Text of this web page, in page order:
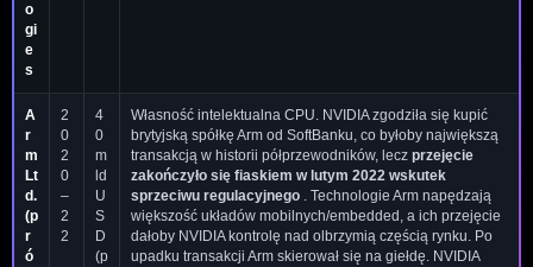
o
gi
e
s
A
r
m
Lt
d.
(p
r
ó
2
0
2
0
–
2
2
4
0
m
ld
U
S
D
(p
Własność intelektualna CPU. NVIDIA zgodziła się kupić
brytyjską spółkę Arm od SoftBanku, co byłoby największą
transakcją w historii półprzewodników, lecz przejęcie
zakończyło się fiaskiem w lutym 2022 wskutek
sprzeciwu regulacyjnego . Technologie Arm napędzają
większość układów mobilnych/embedded, a ich przejęcie
dałoby NVIDIA kontrolę nad olbrzymią częścią rynku. Po
upadku transakcji Arm skierował się na giełdę. NVIDIA